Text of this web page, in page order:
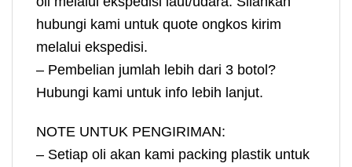
hubungi kami untuk quote ongkos kirim
melalui ekspedisi.
– Pembelian jumlah lebih dari 3 botol?
Hubungi kami untuk info lebih lanjut.
NOTE UNTUK PENGIRIMAN:
– Setiap oli akan kami packing plastik untuk